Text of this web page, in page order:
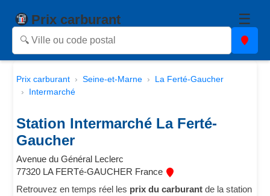
Prix carburant ☰
Prix carburant Seine-et-Marne
La Ferté-Gaucher
Intermarché
Station Intermarché La Ferté-
Gaucher
Avenue du Général Leclerc
77320 LA FERTé-GAUCHER France
Retrouvez en temps réel les prix du carburant de la station